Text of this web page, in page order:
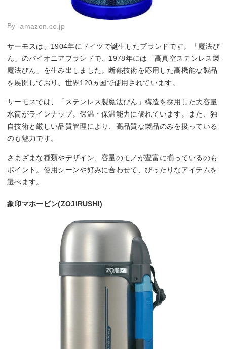
By:amazon.co.jp
サーモスは、1904年にドイツで誕生したブランドです。「魔法び
ん」のパイオニアブランドで、1978年には「高真空ステンレス製
魔法びん」を生み出しました。断熱技術を応用した高機能な製品
を展開しており、世界120ヵ国で使用されています。
サーモスでは、「ステンレス製魔法びん」構造を採用した大容量
水筒がラインナップ。保温・保温能力に優れています。また、独
自技術と厳しい品質管理により、高品質な製品のみを扱っている
のも魅力です。
さまざまな種類やデザイン、容量のモノが豊富に揃っているのも
ポイント。使用シーンや好みに合わせて、ぴったりなアイテムを
選べます。
象印マホービン(ZOJIRUSHI)